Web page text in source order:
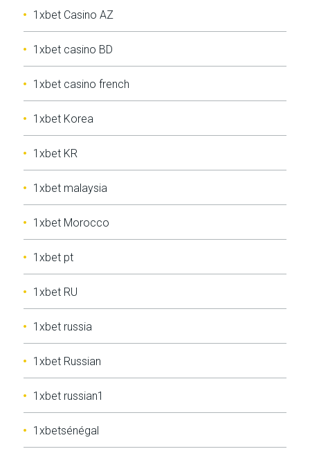
1xbet Casino AZ
1xbet casino BD
1xbet casino french
1xbet Korea
1xbet KR
1xbet malaysia
1xbet Morocco
1xbet pt
1xbet RU
1xbet russia
1xbet Russian
1xbet russian1
1xbetsénégal